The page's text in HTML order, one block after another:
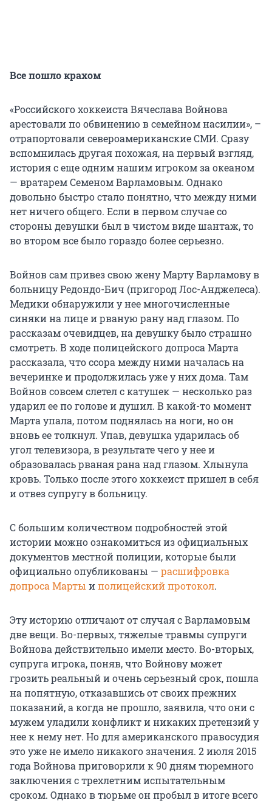
Все пошло крахом
«Российского хоккеиста Вячеслава Войнова
арестовали по обвинению в семейном насилии», –
отрапортовали североамериканские СМИ. Сразу
вспомнилась другая похожая, на первый взгляд,
история с еще одним нашим игроком за океаном
— вратарем Семеном Варламовым. Однако
довольно быстро стало понятно, что между ними
нет ничего общего. Если в первом случае со
стороны девушки был в чистом виде шантаж, то
во втором все было гораздо более серьезно.
Войнов сам привез свою жену Марту Варламову в
больницу Редондо-Бич (пригород Лос-Анджелеса).
Медики обнаружили у нее многочисленные
синяки на лице и рваную рану над глазом. По
рассказам очевидцев, на девушку было страшно
смотреть. В ходе полицейского допроса Марта
рассказала, что ссора между ними началась на
вечеринке и продолжилась уже у них дома. Там
Войнов совсем слетел с катушек — несколько раз
ударил ее по голове и душил. В какой-то момент
Марта упала, потом поднялась на ноги, но он
вновь ее толкнул. Упав, девушка ударилась об
угол телевизора, в результате чего у нее и
образовалась рваная рана над глазом. Хлынула
кровь. Только после этого хоккеист пришел в себя
и отвез супругу в больницу.
С большим количеством подробностей этой
истории можно ознакомиться из официальных
документов местной полиции, которые были
официально опубликованы — расшифровка
допроса Марты иполицейский протокол.
Эту историю отличают от случая с Варламовым
две вещи. Во-первых, тяжелые травмы супруги
Войнова действительно имели место. Во-вторых,
супруга игрока, поняв, что Войнову может
грозить реальный и очень серьезный срок, пошла
на попятную, отказавшись от своих прежних
показаний, а когда не прошло, заявила, что они с
мужем уладили конфликт и никаких претензий у
нее к нему нет. Но для американского правосудия
это уже не имело никакого значения. 2 июля 2015
года Войнова приговорили к 90 дням тюремного
заключения с трехлетним испытательным
сроком. Однако в тюрьме он пробыл в итоге всего